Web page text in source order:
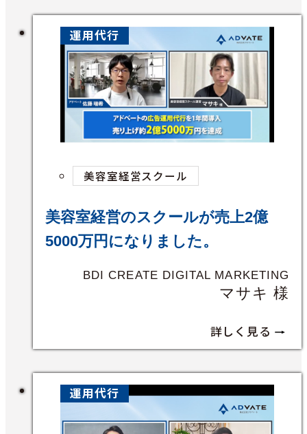
運用代行
美容室経営スクール
美容室経営のスクールが売上2億
5000万円になりました。
BDI CREATE DIGITAL MARKETING
マサキ 様
詳しく見る
運用代行